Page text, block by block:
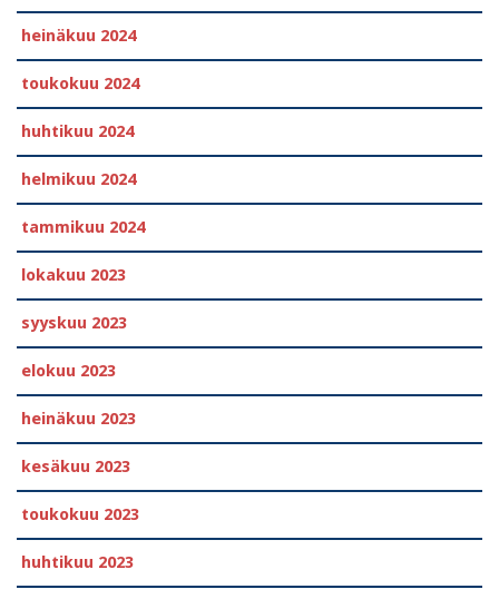
heinäkuu 2024
toukokuu 2024
huhtikuu 2024
helmikuu 2024
tammikuu 2024
lokakuu 2023
syyskuu 2023
elokuu 2023
heinäkuu 2023
kesäkuu 2023
toukokuu 2023
huhtikuu 2023